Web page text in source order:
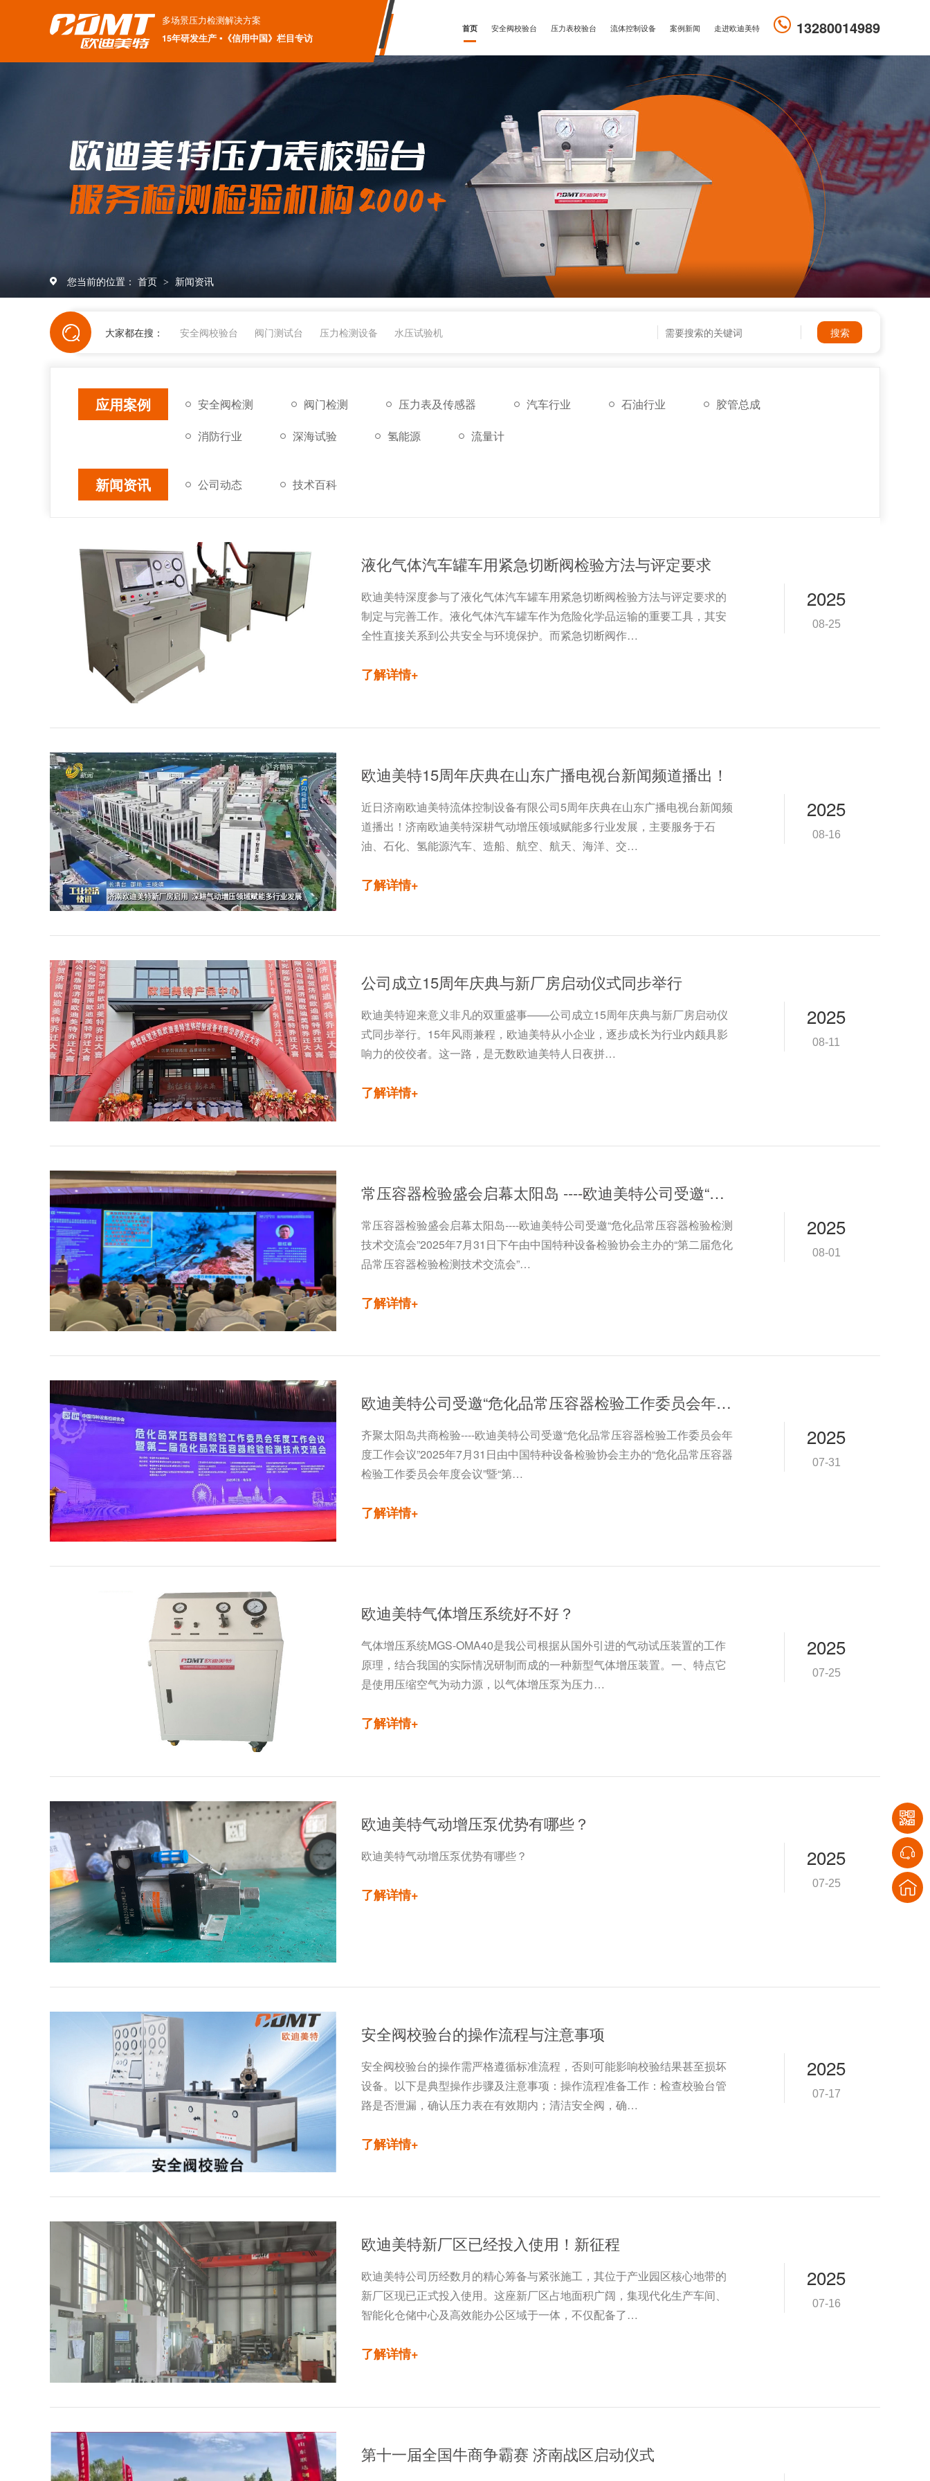
多场景压力检测解决方案
15年研发生产 ▪《信用中国》栏目专访
13280014989
首页 安全阀校验台 压力表校验台 流体控制设备 案例新闻 走进欧迪美特
您当前的位置： 首页 > 新闻资讯
大家都在搜： 安全阀校验台 阀门测试台 压力检测设备 水压试验机
应用案例 安全阀检测 阀门检测 压力表及传感器 汽车行业 石油行业
胶管总成
消防行业
深海试验 氢能源 流量计
新闻资讯 公司动态 技术百科
2025
08-25
液化气体汽车罐车用紧急切断阀检验方法与评定要求
欧迪美特深度参与了液化气体汽车罐车用紧急切断阀检验方法与评定要求的
制定与完善工作。液化气体汽车罐车作为危险化学品运输的重要工具，其安
全性直接关系到公共安全与环境保护。而紧急切断阀作…
了解详情+
2025
08-16
欧迪美特15周年庆典在山东广播电视台新闻频道播出！
近日济南欧迪美特流体控制设备有限公司5周年庆典在山东广播电视台新闻频
道播出！济南欧迪美特深耕气动增压领域赋能多行业发展，主要服务于石
油、石化、氢能源汽车、造船、航空、航天、海洋、交…
了解详情+
2025
08-11
公司成立15周年庆典与新厂房启动仪式同步举行
欧迪美特迎来意义非凡的双重盛事——公司成立15周年庆典与新厂房启动仪
式同步举行。15年风雨兼程，欧迪美特从小企业，逐步成长为行业内颇具影
响力的佼佼者。这一路，是无数欧迪美特人日夜拼…
了解详情+
2025
08-01
常压容器检验盛会启幕太阳岛 ----欧迪美特公司受邀“危化品常压容器检验检测技术交流会”
常压容器检验盛会启幕太阳岛----欧迪美特公司受邀“危化品常压容器检验检测
技术交流会”2025年7月31日下午由中国特种设备检验协会主办的“第二届危化
品常压容器检验检测技术交流会”…
了解详情+
2025
07-31
欧迪美特公司受邀“危化品常压容器检验工作委员会年度工作会议”
齐聚太阳岛共商检验----欧迪美特公司受邀“危化品常压容器检验工作委员会年
度工作会议”2025年7月31日由中国特种设备检验协会主办的“危化品常压容器
检验工作委员会年度会议”暨“第…
了解详情+
2025
07-25
欧迪美特气体增压系统好不好？
气体增压系统MGS-OMA40是我公司根据从国外引进的气动试压装置的工作
原理，结合我国的实际情况研制而成的一种新型气体增压装置。一、特点它
是使用压缩空气为动力源，以气体增压泵为压力…
了解详情+
2025
07-25
欧迪美特气动增压泵优势有哪些？
欧迪美特气动增压泵优势有哪些？
了解详情+
2025
07-17
安全阀校验台的操作流程与注意事项
安全阀校验台的操作需严格遵循标准流程，否则可能影响校验结果甚至损坏
设备。以下是典型操作步骤及注意事项：操作流程准备工作：检查校验台管
路是否泄漏，确认压力表在有效期内；清洁安全阀，确…
了解详情+
2025
07-16
欧迪美特新厂区已经投入使用！新征程
欧迪美特公司历经数月的精心筹备与紧张施工，其位于产业园区核心地带的
新厂区现已正式投入使用。这座新厂区占地面积广阔，集现代化生产车间、
智能化仓储中心及高效能办公区域于一体，不仅配备了…
了解详情+
第十一届全国牛商争霸赛 济南战区启动仪式